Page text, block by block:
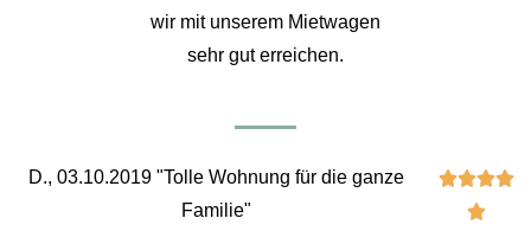
wir mit unserem Mietwagen
sehr gut erreichen.
D., 03.10.2019 "Tolle Wohnung für die ganze
Familie"

